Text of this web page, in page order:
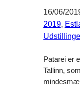
16/06/
2019,
Patarei er
Tallinn,